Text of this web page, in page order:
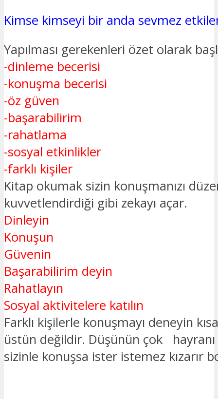
Kimse kimseyi bir anda sevmez
Yapılması gerekenleri özet olarak
-dinleme becerisi
-konuşma becerisi
-öz güven
-başarabilirim
-rahatlama
-sosyal etkinlikler
-farklı kişiler
Kitap okumak sizin konuşmanızı
kuvvetlendirdiği gibi zekayı açar.
Dinleyin
Konuşun
Güvenin
Başarabilirim deyin
Rahatlayın
Sosyal aktivitelere katılın
Farklı kişilerle konuşmayı deneyin
üstün değildir. Düşünün çok
sizinle konuşsa ister istemez kızarır